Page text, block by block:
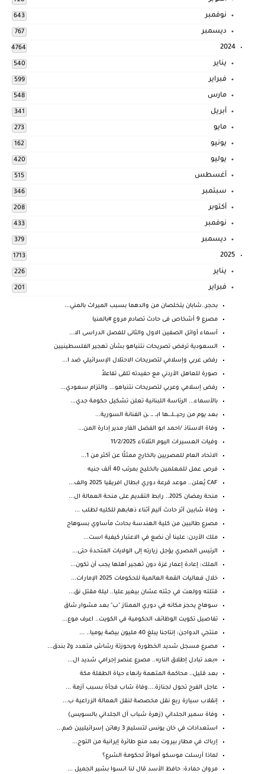
نوفمبر 643
ديسمبر 767
2024
4764
يناير 540
فبراير 599
مارس 548
أبريل 341
مايو 273
يونيو 162
يوليو 420
أغسطس 515
سبتمبر 346
أكتوبر 208
نوفمبر 433
ديسمبر 379
2025
1713
يناير 226
فبراير 201
بحجر..شابان يتخلصان من والدهما بسبب الميراث بالمني...
مصرع 9 أشخاص فى حادث تصادم مروع #بالمنيا
أسماء أوائل الصفين الاول والثانى للفصل الدراسى الا...
السعودية ترفض تصريحات نتنياهو بشأن تهجير الفلسطينيين
رفض عربي وإسلامي لتصريحات الاحتلال الإسرائيلي ضد ا...
صورة للعاهل الأردني مع حفيدته تلقى تفاعلاً
رفض إسلامي وعربي لتصريحات نتنياهو... والتزام سعودي...
بالأسماء... الرئاسة اللبنانية تعلن تشكيل حكومة جدي...
بعد يوم من رحيـ.ـلـ.ـها ابـ. ـ. ـن الفنانة السورية...
وفاة الاستاذ /احمد ابو الفضل الفار مدير إدارة المن...
وفيات العسيرات اليوم الثلاثاء 11/2/2025
الاتحاد العام للمصريين بالخارج ممثلًا عن أكثر من 1...
فرص عمل للمعلمين بالخليج بمرتب 40 ألف جنيه
CAF يُعلن.. موعد قرعة دوري ابطال افريقيا 2025 والف...
منحة رمضان 2025.. رابط التقديم على منحة العمالة ال...
وفاة شابين آثر حادث آليم أثناء ذهابهم للكليه لطلب ...
مصرع طالبين من كلية الهندسة بحادث مأساوي بسوهاج
ملك ⁧‫الأردن‬⁩: علينا أن نضع في الاعتبار كيفية است...
الرئيس المصري يؤجل زيارته إلى الولايات المتحدة حتى...
الملك: إعادة إعمار غزة دون تهجير أهلها يجب أن تكون...
خلال فعاليات القمة العالمية للحكومات 2025 الإمارات...
قتلته وولعت في جثته عشان بيغير عليا.. ليلة مقتل نق...
سوهاج يحجز مكانه في دوري الممتاز "ب" بعد مشوار شاق
تفاصيل تكويت الوظائف الحكومية في الكويت.. اعرف موع...
منتجي الدواجن: إنتاجنا يبلغ 40 مليون بيضة يوميا.. ...
مصـرع مسجل شديد الخطورة وبحوزتة رشاش متعدد و2 بندق...
«بعد تبادل إطلاق النار».. مصرع عنصر إجرامي شديد ال...
بعد قليل.. محاكمة المتهمة بإنهاء حياة الطفلة مكة
عاجل الفرح تحول لجنازة....وفاة شاب فجأة بسبب أزمة ...
إنقلاب سيارة ربع نقل مخصصة لنقل العمالة الزراعية ب...
وفاة سمير الجلداني (زهرة شباب آل الجلداني بالسويس)
استعدادات في خان يونس لتسليم 3 رهائن إسرائيليين ضم...
إرباك في مطار بيروت بعد منع طائرة إيرانية من التوج...
لماذا أرسلت موسكو أموالاً لحكومة الشرع؟
مروان حمادة: حافظ الأسد قال لنا انسوا بشير الجميل ...